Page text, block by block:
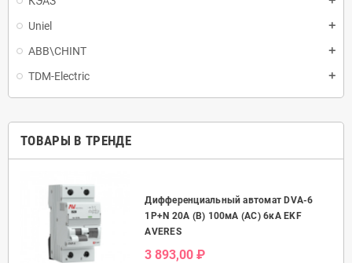
Uniel
ABB\CHINT
TDM-Electric
ТОВАРЫ В ТРЕНДЕ
Дифференциальный автомат DVA-6
1P+N 20А (B) 100мА (AC) 6кА EKF
AVERES
3 893,00 ₽